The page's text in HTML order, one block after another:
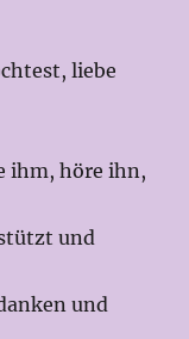
liebe
ihm, höre ihn,
und
und